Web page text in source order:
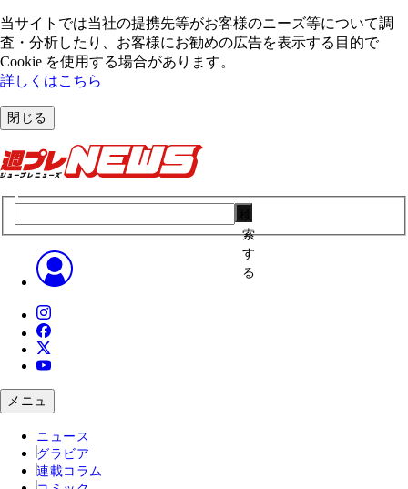
当サイトでは当社の提携先等がお客様のニーズ等について調
査・分析したり、お客様にお勧めの広告を表⽰する⽬的で
Cookie を使⽤する場合があります。
詳しくはこちら
閉じる
索
す
る
メニュ
ニュース
グラビア
連載コラム